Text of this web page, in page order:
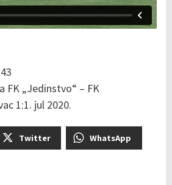
FK „Jedinstvo“ – FK
1:1. jul 2020.
Twitter WhatsApp